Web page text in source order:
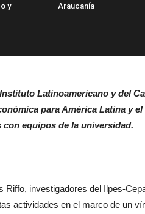
y
Araucanía
Latinoamericano y del
para América Latina y
con equipos de la universidad.
Riffo, investigadores del Ilpes-
actividades en el marco de un